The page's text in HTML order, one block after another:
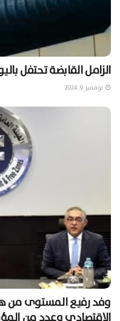
الزامل القابضة تحتفل
نوفمبر 9, 2024
وفد رفيع المستوى من